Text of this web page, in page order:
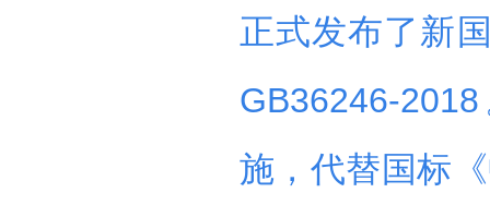
正式发布了新
GB36246-
施，代替国标